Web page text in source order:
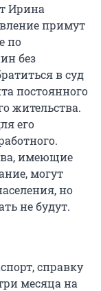
Ирина
примут
по
без
в суд
постоянного
жительства.
его
имеющие
могут
но
не будут.
справку
месяца на